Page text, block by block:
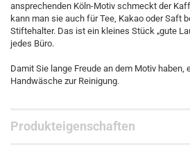
ansprechenden Köln-Motiv schmeckt der
kann man sie auch für Tee, Kakao oder Saft
Stiftehalter. Das ist ein kleines Stück „gute
jedes Büro.
Damit Sie lange Freude an dem Motiv haben,
Handwäsche zur Reinigung.
Produkteigenschaften